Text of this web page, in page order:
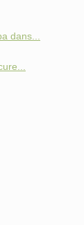
dans...